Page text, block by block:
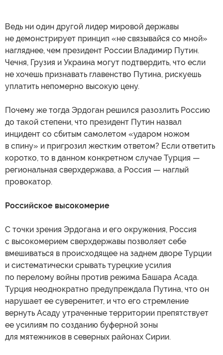
Ведь ни один другой лидер мировой державы
не демонстрирует принцип «не связывайся со мной»
нагляднее, чем президент России Владимир Путин.
Чечня, Грузия и Украина могут подтвердить, что если
не хочешь признавать главенство Путина, рискуешь
уплатить непомерно высокую цену.
Почему же тогда Эрдоган решился разозлить Россию
до такой степени, что президент Путин назвал
инцидент со сбитым самолетом «ударом ножом
в спину» и пригрозил жестким ответом? Если ответить
коротко, то в данном конкретном случае Турция —
региональная сверхдержава, а Россия — наглый
провокатор.
Российское высокомерие
С точки зрения Эрдогана и его окружения, Россия
с высокомерием сверхдержавы позволяет себе
вмешиваться в происходящее на заднем дворе Турции
и систематически срывать турецкие усилия
по перелому войны против режима Башара Асада.
Турция неоднократно предупреждала Путина, что он
нарушает ее суверенитет, и что его стремление
вернуть Асаду утраченные территории препятствует
ее усилиям по созданию буферной зоны
для мятежников в северных районах Сирии.